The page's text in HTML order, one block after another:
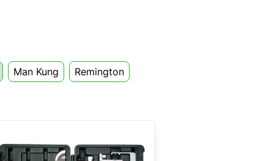
Man Kung Remington